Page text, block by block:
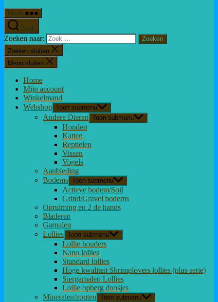
Menu
Zoek
Zoeken naar:
Zoeken sluiten
Menu sluiten
Home
Mijn account
Winkelmand
Webshop Toon submenu
Andere Dieren Toon submenu
Honden
Katten
Reptielen
Vissen
Vogels
Aanbieding
Bodems Toon submenu
Actieve bodem/Soil
Grind/Gravel bodems
Opruiming en 2 de hands
Bladeren
Garnalen
Lollies Toon submenu
Lollie houders
Nano lollies
Standard lollies
Hoge kwaliteit Shrimplovers lollies (plus serie)
Siergarnalen Lollies
Lollie opberg doosjes
Mineralen/zouten Toon submenu